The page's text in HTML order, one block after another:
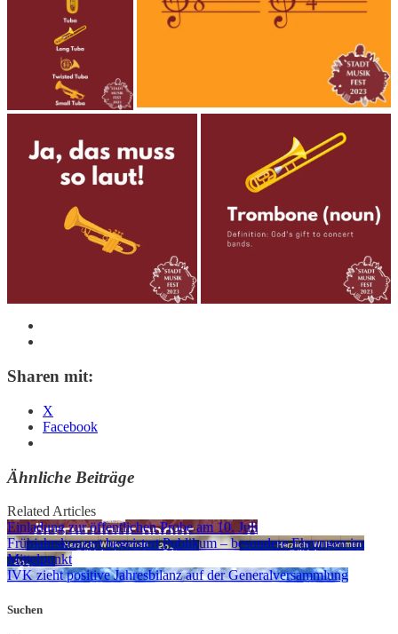
Sharen mit:
X
Facebook
Ähnliche Beiträge
Related Articles
Einladung zur öffentlichen Probe am 10. Juli
Frühjahrskonzert begeistert Publikum – besondere Ehrungen im
Mittelpunkt
IVK zieht positive Jahresbilanz auf der Generalversammlung
Suchen